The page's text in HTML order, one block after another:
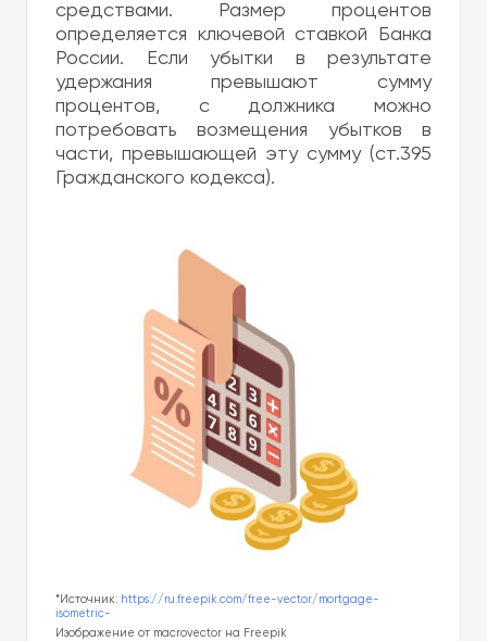
средствами. Размер процентов
определяется ключевой ставкой Банка
России. Если убытки в результате
удержания превышают сумму
процентов, с должника можно
потребовать возмещения убытков в
части, превышающей эту сумму (ст.395
Гражданского кодекса).
*Источник: https://ru.freepik.com/free-vector/mortgage-
isometric-
Изображение от macrovector на Freepik